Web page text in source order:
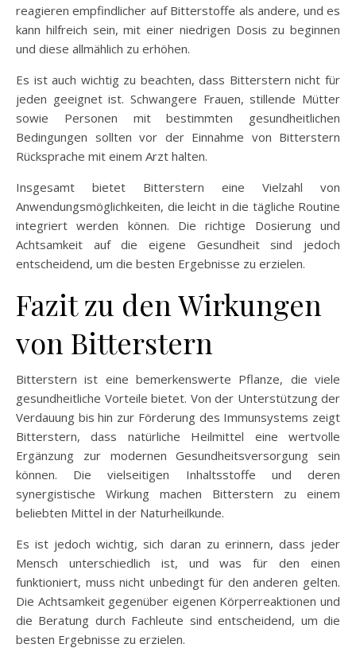
reagieren empfindlicher auf Bitterstoffe als andere, und es
kann hilfreich sein, mit einer niedrigen Dosis zu beginnen
und diese allmählich zu erhöhen.
Es ist auch wichtig zu beachten, dass Bitterstern nicht für
jeden geeignet ist. Schwangere Frauen, stillende Mütter
sowie Personen mit bestimmten gesundheitlichen
Bedingungen sollten vor der Einnahme von Bitterstern
Rücksprache mit einem Arzt halten.
Insgesamt bietet Bitterstern eine Vielzahl von
Anwendungsmöglichkeiten, die leicht in die tägliche Routine
integriert werden können. Die richtige Dosierung und
Achtsamkeit auf die eigene Gesundheit sind jedoch
entscheidend, um die besten Ergebnisse zu erzielen.
Fazit zu den Wirkungen
von Bitterstern
Bitterstern ist eine bemerkenswerte Pflanze, die viele
gesundheitliche Vorteile bietet. Von der Unterstützung der
Verdauung bis hin zur Förderung des Immunsystems zeigt
Bitterstern, dass natürliche Heilmittel eine wertvolle
Ergänzung zur modernen Gesundheitsversorgung sein
können. Die vielseitigen Inhaltsstoffe und deren
synergistische Wirkung machen Bitterstern zu einem
beliebten Mittel in der Naturheilkunde.
Es ist jedoch wichtig, sich daran zu erinnern, dass jeder
Mensch unterschiedlich ist, und was für den einen
funktioniert, muss nicht unbedingt für den anderen gelten.
Die Achtsamkeit gegenüber eigenen Körperreaktionen und
die Beratung durch Fachleute sind entscheidend, um die
besten Ergebnisse zu erzielen.